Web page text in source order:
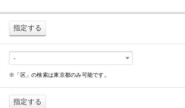
指定する
-
※「区」の検索は東京都のみ可能です。
指定する